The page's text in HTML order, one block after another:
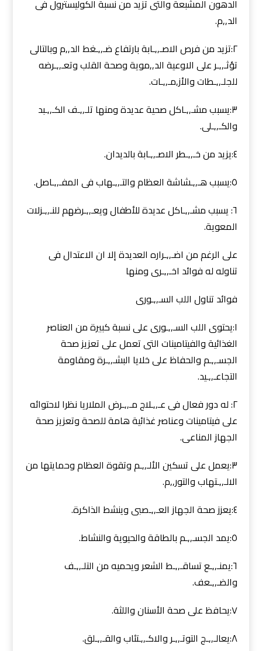
الدهون المشبعة والتى تزيد من نسبة الكوليسترول فى
الد,,م.
٢:تزيد من فرص الاصـ,,ـابة بارتفاع ضـ,,ـغط الد,,م وبالتالى
تؤثـ,,ـر على الاوعية الد,,موية وصحة القلب وتعـ,,ـرضه
للجلـ,,ـطات والأز,مـ,,ـات.
٣:يسبب مشـ,,ـاكل صحية عديدة ومنها تلـ,,ـف الكـ,,ـبد
والكـ,,ـلى.
٤:يزيد من خـ,,ـطر الاصـ,,ـابة بالديدان.
٥:يسبب هـ,,ـشاشة العظام والتـ,,ـهاب فى المفـ,,ـاصل.
٦: يسبب مشـ,,ـاكل عديدة للأطفال ويعـ,,ـرضهم للنـ,,ـزلات
المعوية.
على الرغم من اضـ,,ـراره العديدة إلا ان الاعتدال فى
تناوله له فوائد اخـ,,ـرى ومنها
فوائد تناول اللب السـ,,ـورى
١:يحتوى اللب السـ,,ـورى على نسبة كبيرة من العناصر
الغذائية والفيتامينات التى تعمل على تعزيز صحة
الجسـ,,ـم والحفاظ على خلايا البشـ,,ـرة ومقاومة
التجاعـ,,ـيد.
٢: له دور فعال فى عـ,,ـلاج مـ,,ـرض الملاريا نظرا لاحتوائه
على فيتامينات وعناصر غذائية هامة للصحة وتعزيز صحة
الجهاز المناعى.
٣:يعمل على تسكين الألـ,,ـم وتقوة العظام وحمايتها من
الالـ,,ـتهاب والتور,,م.
٤:يعزز صحة الجهاز العـ,,ـصبى وينشط الذاكرة.
٥:يمد الجسـ,,ـم بالطاقة والحيوية والنشاط.
٦:يمنـ,,ـع تساقـ,,ـط الشعر ويحميه من التلـ,,ـف
والضـ,,ـعف.
٧:يحافظ على صحة الأسنان واللثة.
٨:يعالـ,,ـج التوتـ,,ـر والاكـ,,ـتئاب والقـ,,ـلق.